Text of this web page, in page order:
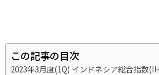
この記事の目次
2023年3月度(1Q) インドネシア総合指数